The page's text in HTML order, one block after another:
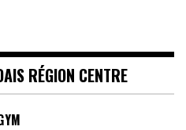
RÉGION CENTRE